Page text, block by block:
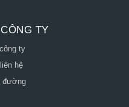
TY
ty
hệ
đường